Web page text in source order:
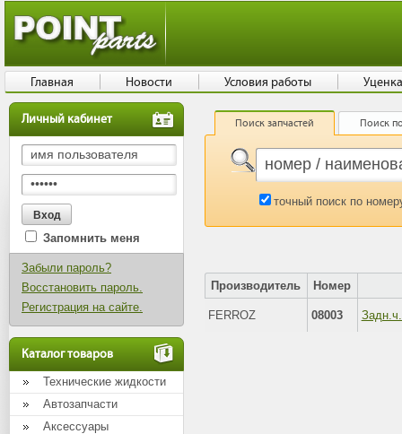
Личный кабинет
Запомнить меня
Забыли пароль?
Восстановить пароль.
Регистрация на сайте.
Каталог товаров
Технические жидкости
Автозапчасти
Аксессуары
Поиск запчастей Поиск
точный поиск по
Производитель Номер
FERROZ 08003
Главная Новости Условия работы